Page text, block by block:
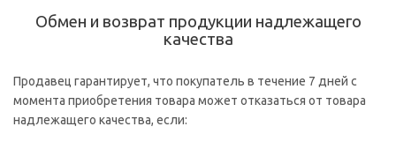
Обмен и возврат продукции надлежащего
качества
Продавец гарантирует, что покупатель в течение 7 дней с
момента приобретения товара может отказаться от товара
надлежащего качества, если: